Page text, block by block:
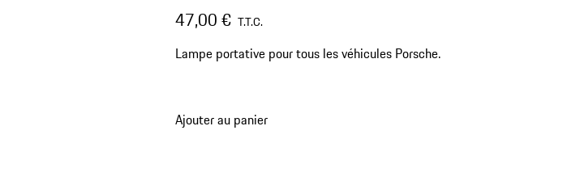
47,00 € T.T.C.
Lampe portative pour tous les véhicules Porsche.
Ajouter au panier